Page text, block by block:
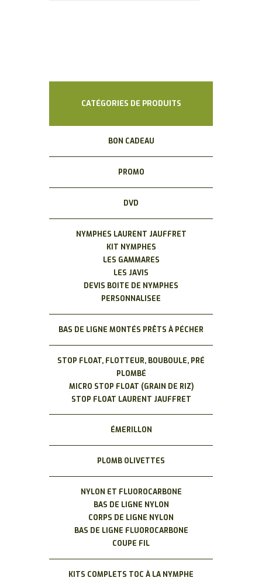
CATÉGORIES DE PRODUITS
BON CADEAU
PROMO
DVD
NYMPHES LAURENT JAUFFRET
KIT NYMPHES
LES GAMMARES
LES JAVIS
DEVIS BOITE DE NYMPHES
PERSONNALISEE
BAS DE LIGNE MONTÉS PRÊTS À PÉCHER
STOP FLOAT, FLOTTEUR, BOUBOULE, PRÉ
PLOMBÉ
MICRO STOP FLOAT (GRAIN DE RIZ)
STOP FLOAT LAURENT JAUFFRET
ÉMERILLON
PLOMB OLIVETTES
NYLON ET FLUOROCARBONE
BAS DE LIGNE FLUOROCARBONE
BAS DE LIGNE NYLON
CORPS DE LIGNE NYLON
COUPE FIL
KITS COMPLETS TOC À LA NYMPHE